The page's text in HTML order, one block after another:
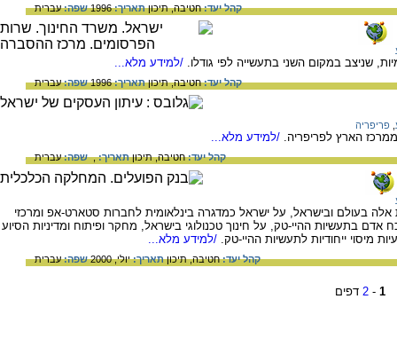
קהל יעד:חטיבה,תיכוןתאריך:1996 שפה:עברית
שניצב במקום השני בתעשייה לפי גודלו. /למידע מלא...
קהל יעד:חטיבה,תיכוןתאריך:1996 שפה:עברית
פריפריה
הארץ לפריפריה. /למידע מלא...
קהל יעד:חטיבה,תיכוןתאריך:,שפה:עברית
אלה בעולם ובישראל, על ישראל כמדגרה בינלאומית לחברות סטארט-אפ ומרכזי
בתעשיות ההיי-טק, על חינוך טכנולוגי בישראל, מחקר ופיתוח ומדיניות הסיוע
מיסוי ייחודיות לתעשיות ההיי-טק. /למידע מלא...
קהל יעד:חטיבה,תיכוןתאריך:יולי, 2000 שפה:עברית
1
-
2 דפים